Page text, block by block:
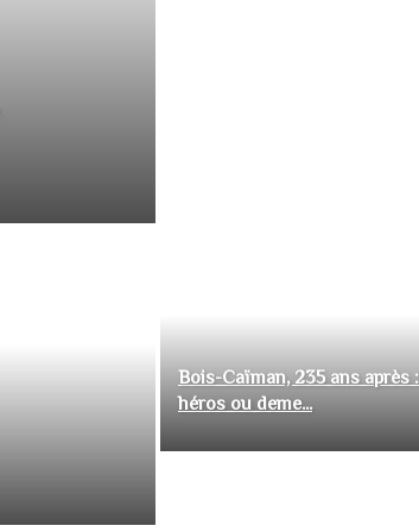
Bois-Caïman, 235 ans après
héros ou deme...